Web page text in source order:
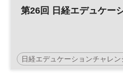
第26回 日経エデュケー
日経エデュケーションチャレン